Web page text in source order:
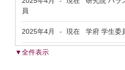
員
2025年4月 - 現在 学府 学生委
▼全件表示